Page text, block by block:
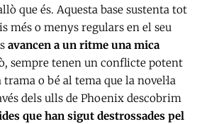
que és. Aquesta base sustenta tot
més o menys regulars en el seu
avancen a un ritme una mica
sempre tenen un conflicte potent
trama o bé al tema que la novel·la
dels ulls de Phoenix descobrim
que han sigut destrossades pel